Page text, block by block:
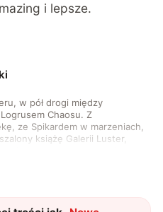
i lepsze.
w pół drogi między
Chaosu. Z
ze Spikardem w marzeniach,
książę Galerii Luster,
między wtedy, a teraz. A
pojętej technice o zajmuję